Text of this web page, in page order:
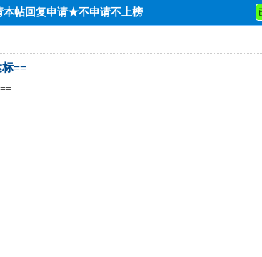
本帖回复申请★不申请不上榜
标==